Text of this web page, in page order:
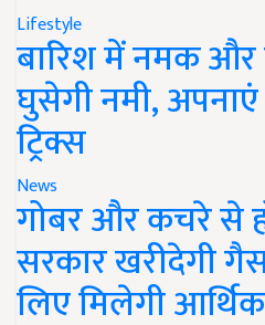
Lifestyle
बारिश में नमक और
घुसेगी नमी,
ट्रिक्स
News
गोबर और कचरे से
सरकार खरीदेगी
लिए मिलेगी